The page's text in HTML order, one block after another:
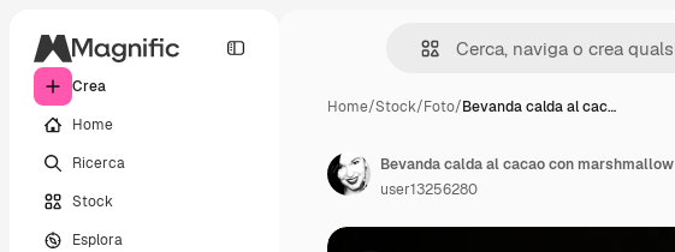
Crea
Home
Ricerca
Stock
Esplora
Home/Stock/Foto/Bevanda calda al cac…
Bevanda calda al cacao con marshmallow
user13256280